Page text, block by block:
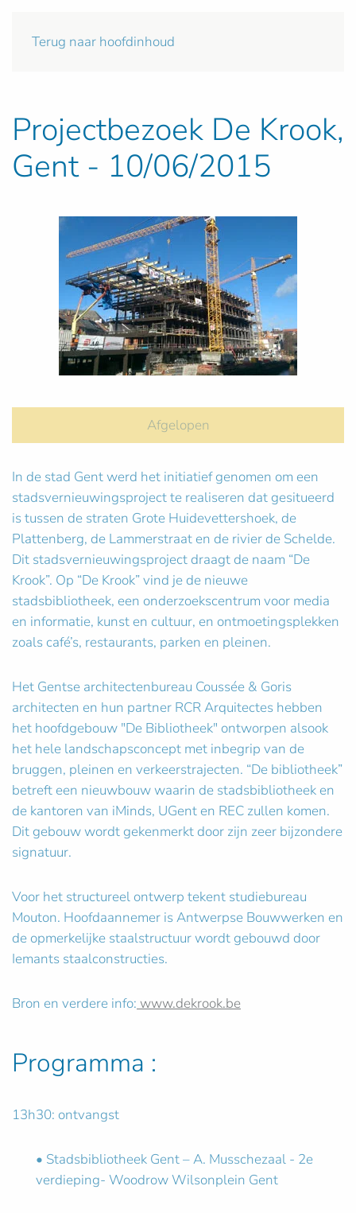
Terug naar hoofdinhoud
Projectbezoek De Krook,
Gent - 10/06/2015
Afgelopen
In de stad Gent werd het initiatief genomen om een
stadsvernieuwingsproject te realiseren dat gesitueerd
is tussen de straten Grote Huidevettershoek, de
Plattenberg, de Lammerstraat en de rivier de Schelde.
Dit stadsvernieuwingsproject draagt de naam “De
Krook”. Op “De Krook” vind je de nieuwe
stadsbibliotheek, een onderzoekscentrum voor media
en informatie, kunst en cultuur, en ontmoetingsplekken
zoals café’s, restaurants, parken en pleinen.
Het Gentse architectenbureau Coussée & Goris
architecten en hun partner RCR Arquitectes hebben
het hoofdgebouw "De Bibliotheek" ontworpen alsook
het hele landschapsconcept met inbegrip van de
bruggen, pleinen en verkeerstrajecten. “De bibliotheek”
betreft een nieuwbouw waarin de stadsbibliotheek en
de kantoren van iMinds, UGent en REC zullen komen.
Dit gebouw wordt gekenmerkt door zijn zeer bijzondere
signatuur.
Voor het structureel ontwerp tekent studiebureau
Mouton. Hoofdaannemer is Antwerpse Bouwwerken en
de opmerkelijke staalstructuur wordt gebouwd door
Iemants staalconstructies.
Bron en verdere info: www.dekrook.be
Programma :
13h30: ontvangst
• Stadsbibliotheek Gent – A. Musschezaal - 2e
verdieping- Woodrow Wilsonplein Gent